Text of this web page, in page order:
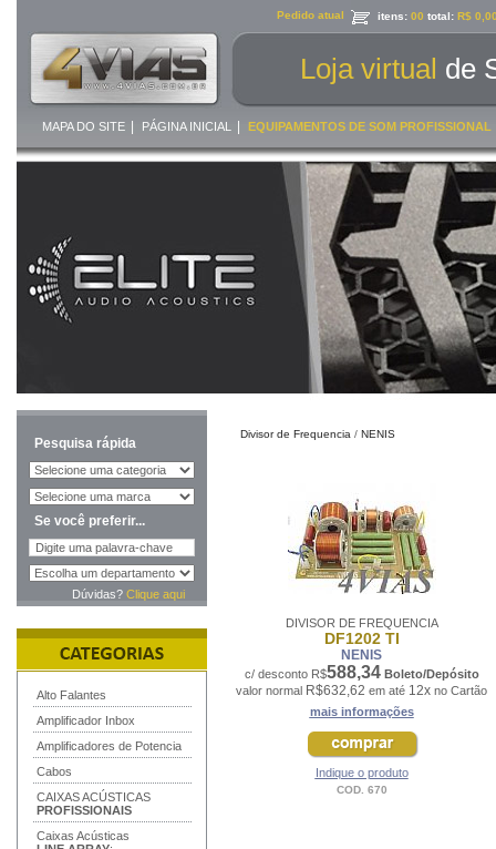
Pedido atual itens: 00 total: R$
Loja virtual de
MAPA DO SITE PÁGINA INICIAL EQUIPAMENTOS DE SOM PROFISSIONAL
Pesquisa rápida
Se você preferir...
Dúvidas? Clique aqui
Alto Falantes
Amplificador Inbox
Amplificadores de Potencia
Cabos
CAIXAS ACÚSTICAS
PROFISSIONAIS
Caixas Acústicas
Divisor de Frequencia / NENIS
DIVISOR DE FREQUENCIA
DF1202 TI
NENIS
c/ desconto R$588,34 Boleto/Depósito
valor normal R$632,62 em até 12x no Cartão
mais informações
Indique o produto
COD. 670